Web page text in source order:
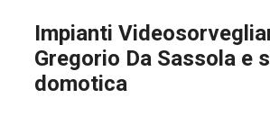
Impianti
Gregorio Da Sassola e
domotica